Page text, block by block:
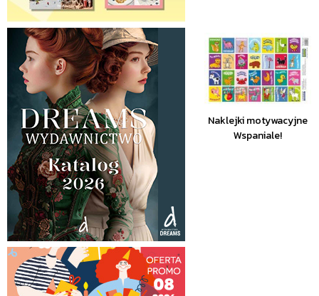
Naklejki motywacyjne
Wspaniale!